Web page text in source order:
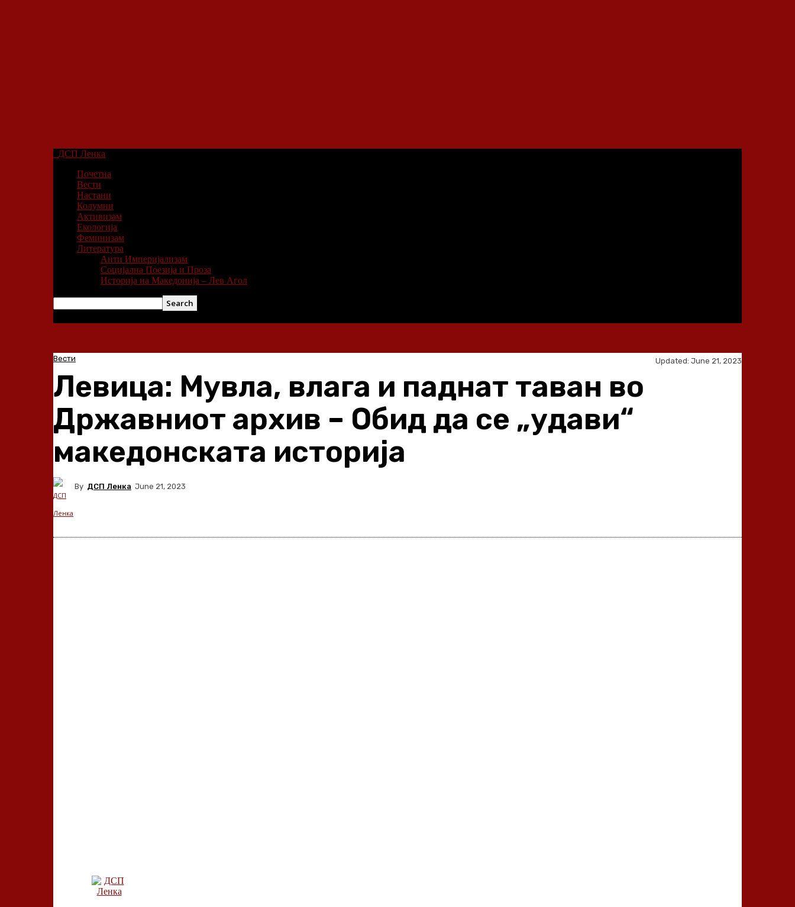
ДСП Ленка
Почетна
Вести
Настани
Колумни
Активизам
Екологија
Феминизам
Литература
Анти Империјализам
Социјална Поезија и Проза
Историја на Македонија – Лев Агол
Вести Updated: June 21, 2023
Левица: Мувла, влага и паднат таван во
Државниот архив – Обид да се „удави“
македонската историја
By ДСП Ленка June 21, 2023